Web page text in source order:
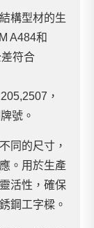
構型材的生
A484和
符合
，
號。
同的尺寸，
。用於生產
活性，確保
鋼工字樑。